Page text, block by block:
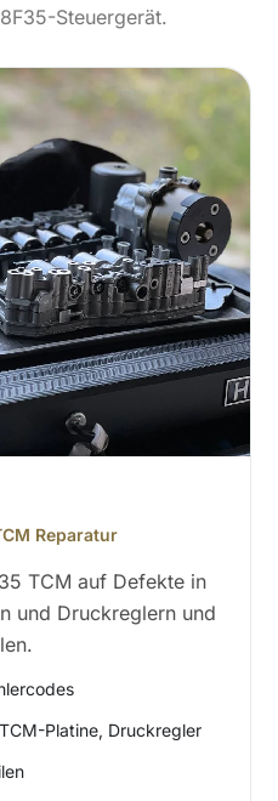
Steuergerät.
Reparatur
TCM auf Defekte in
und Druckreglern und
Platine, Druckregler